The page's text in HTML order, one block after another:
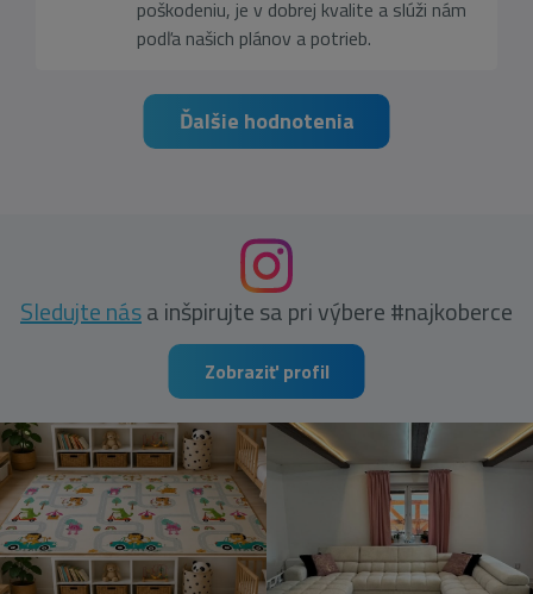
poškodeniu, je v dobrej kvalite a slúži nám
podľa našich plánov a potrieb.
Ďalšie hodnotenia
Sledujte nása inšpirujte sa pri výbere #najkoberce
Zobraziť profil